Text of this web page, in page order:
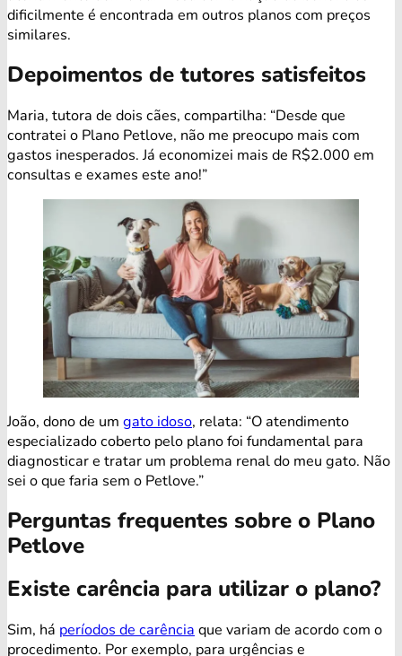
dificilmente é encontrada em outros planos com preços
similares.
Depoimentos de tutores satisfeitos
Maria, tutora de dois cães, compartilha: “Desde que
contratei o Plano Petlove, não me preocupo mais com
gastos inesperados. Já economizei mais de R$2.000 em
consultas e exames este ano!”
João, dono de um gato idoso, relata: “O atendimento
especializado coberto pelo plano foi fundamental para
diagnosticar e tratar um problema renal do meu gato. Não
sei o que faria sem o Petlove.”
Perguntas frequentes sobre o Plano
Petlove
Existe carência para utilizar o plano?
Sim, há períodos de carência que variam de acordo com o
procedimento. Por exemplo, para urgências e